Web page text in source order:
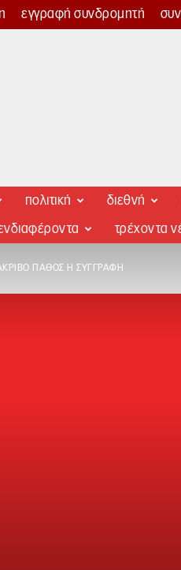
εγγραφή συνδρομητή
πολιτική διεθνή
τρέχοντα
ΠΆΘΟΣ Η ΣΥΓΓΡΑΦΉ